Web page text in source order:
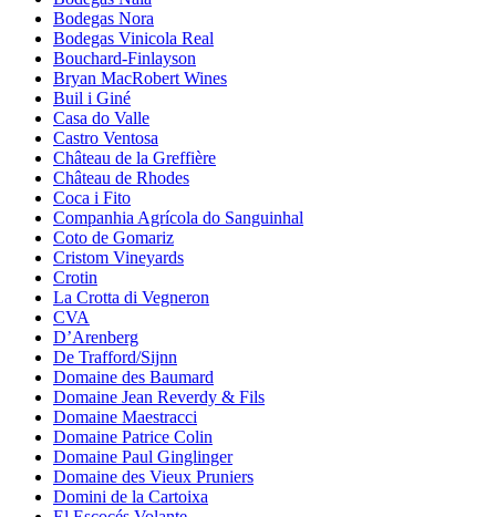
Bodegas Nora
Bodegas Vinicola Real
Bouchard-Finlayson
Bryan MacRobert Wines
Buil i Giné
Casa do Valle
Castro Ventosa
Château de la Greffière
Château de Rhodes
Coca i Fito
Companhia Agrícola do Sanguinhal
Coto de Gomariz
Cristom Vineyards
Crotin
La Crotta di Vegneron
CVA
D’Arenberg
De Trafford/Sijnn
Domaine des Baumard
Domaine Jean Reverdy & Fils
Domaine Maestracci
Domaine Patrice Colin
Domaine Paul Ginglinger
Domaine des Vieux Pruniers
Domini de la Cartoixa